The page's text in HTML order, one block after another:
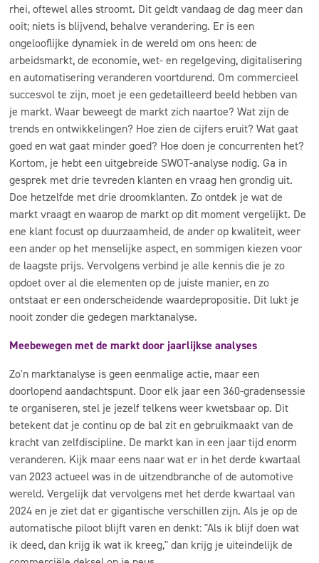
rhei, oftewel alles stroomt. Dit geldt vandaag de dag meer dan
ooit; niets is blijvend, behalve verandering. Er is een
ongelooflijke dynamiek in de wereld om ons heen: de
arbeidsmarkt, de economie, wet- en regelgeving, digitalisering
en automatisering veranderen voortdurend. Om commercieel
succesvol te zijn, moet je een gedetailleerd beeld hebben van
je markt. Waar beweegt de markt zich naartoe? Wat zijn de
trends en ontwikkelingen? Hoe zien de cijfers eruit? Wat gaat
goed en wat gaat minder goed? Hoe doen je concurrenten het?
Kortom, je hebt een uitgebreide SWOT-analyse nodig. Ga in
gesprek met drie tevreden klanten en vraag hen grondig uit.
Doe hetzelfde met drie droomklanten. Zo ontdek je wat de
markt vraagt en waarop de markt op dit moment vergelijkt. De
ene klant focust op duurzaamheid, de ander op kwaliteit, weer
een ander op het menselijke aspect, en sommigen kiezen voor
de laagste prijs. Vervolgens verbind je alle kennis die je zo
opdoet over al die elementen op de juiste manier, en zo
ontstaat er een onderscheidende waardepropositie. Dit lukt je
nooit zonder die gedegen marktanalyse.
Meebewegen met de markt door jaarlijkse analyses
Zo'n marktanalyse is geen eenmalige actie, maar een
doorlopend aandachtspunt. Door elk jaar een 360-gradensessie
te organiseren, stel je jezelf telkens weer kwetsbaar op. Dit
betekent dat je continu op de bal zit en gebruikmaakt van de
kracht van zelfdiscipline. De markt kan in een jaar tijd enorm
veranderen. Kijk maar eens naar wat er in het derde kwartaal
van 2023 actueel was in de uitzendbranche of de automotive
wereld. Vergelijk dat vervolgens met het derde kwartaal van
2024 en je ziet dat er gigantische verschillen zijn. Als je op de
automatische piloot blijft varen en denkt: "Als ik blijf doen wat
ik deed, dan krijg ik wat ik kreeg," dan krijg je uiteindelijk de